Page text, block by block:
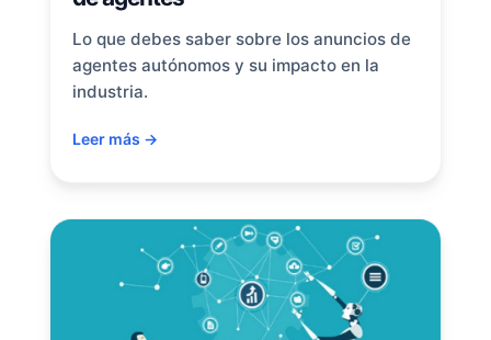
Lo que debes saber sobre los anuncios de
agentes autónomos y su impacto en la
industria.
Leer más →